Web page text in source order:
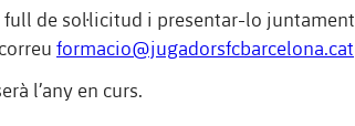
full de sol·licitud i presentar-lo juntament
formacio@jugadorsfcbarcelona.cat
l’any en curs.